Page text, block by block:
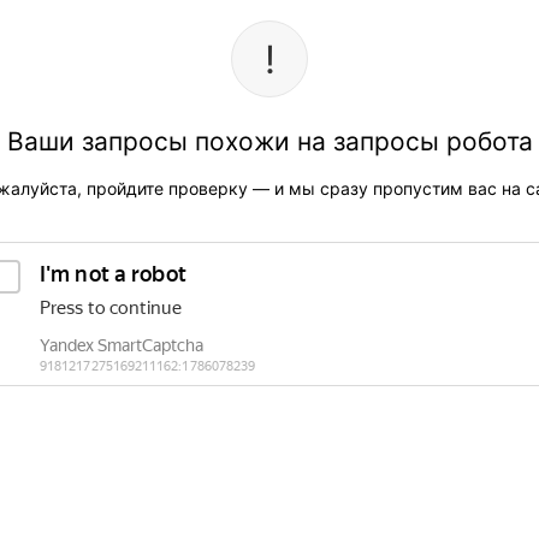
Ваши запросы похожи на запросы робота
пройдите проверку — и мы сразу пропустим вас на